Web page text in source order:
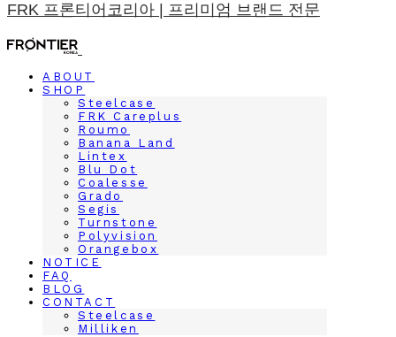
FRK 프론티어코리아 | 프리미엄 브랜드 전문
ABOUT
SHOP
Steelcase
FRK Careplus
Roumo
Banana Land
Lintex
Blu Dot
Coalesse
Grado
Segis
Turnstone
Polyvision
Orangebox
NOTICE
FAQ
BLOG
CONTACT
Steelcase
Milliken